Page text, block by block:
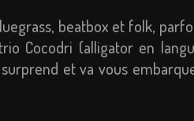
beatbox et folk,
Cocodri (alligator en
et va vous